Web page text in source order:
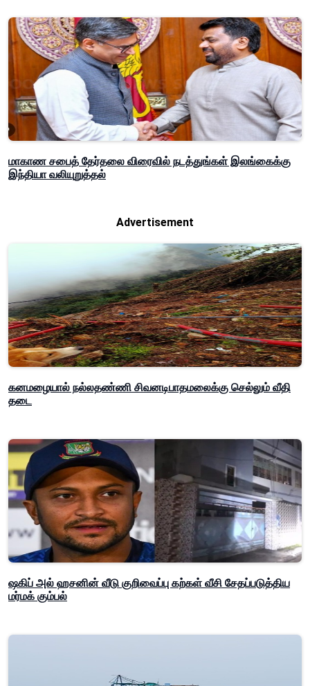
மாகாண சபைத் தேர்தலை விரைவில் நடத்துங்கள் இலங்கைக்கு
இந்தியா வலியுறுத்தல்
Advertisement
கனமழையால் நல்லதண்ணி சிவனடிபாதமலைக்கு செல்லும் வீதி
தடை
ஷகிப் அல் ஹசனின் வீடு குறிவைப்பு கற்கள் வீசி சேதப்படுத்திய
மர்மக் கும்பல்